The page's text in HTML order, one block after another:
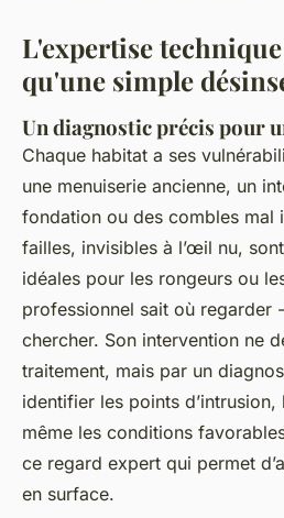
L'expertise
qu'une simple
Un diagnostic précis pour
Chaque habitat a ses
une menuiserie ancienne, un
fondation ou des combles mal
failles, invisibles à l’œil nu,
idéales pour les rongeurs ou
professionnel sait où regarder
chercher. Son intervention ne
traitement, mais par un
identifier les points d’intrusion,
même les conditions
ce regard expert qui permet
en surface.